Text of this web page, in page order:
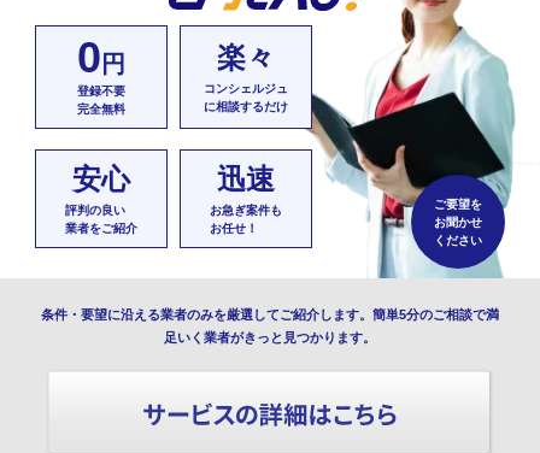
0 円
登録不要
完全無料
楽々
コンシェルジュ
に相談するだけ
安心
評判の良い
業者をご紹介
迅速
お急ぎ案件も
お任せ！
ご要望を
お聞かせ
ください
条件・要望に沿える業者のみを厳選してご紹介します。簡単5分のご相談で満
足いく業者がきっと見つかります。